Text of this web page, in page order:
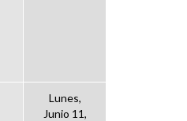
Lunes,
Junio 11,